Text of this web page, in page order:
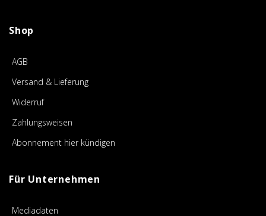
Shop
AGB
Versand & Lieferung
Widerruf
Zahlungsweisen
Abonnement hier kündigen
Für Unternehmen
Mediadaten